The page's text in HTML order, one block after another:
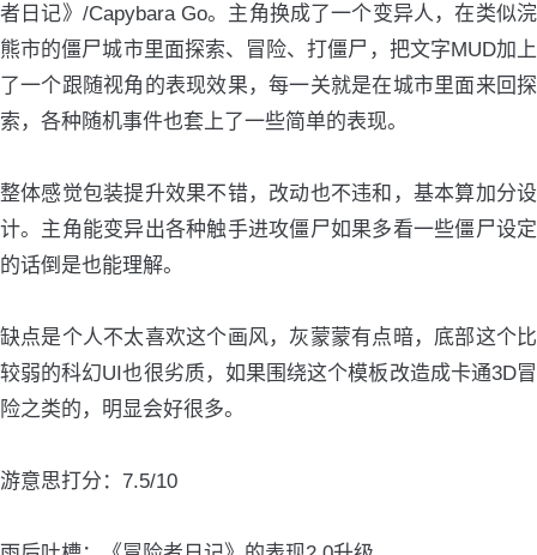
者日记》/Capybara Go。主角换成了一个变异人，在类似浣
熊市的僵尸城市里面探索、冒险、打僵尸，把文字MUD加上
了一个跟随视角的表现效果，每一关就是在城市里面来回探
索，各种随机事件也套上了一些简单的表现。
整体感觉包装提升效果不错，改动也不违和，基本算加分设
计。主角能变异出各种触手进攻僵尸如果多看一些僵尸设定
的话倒是也能理解。
缺点是个人不太喜欢这个画风，灰蒙蒙有点暗，底部这个比
较弱的科幻UI也很劣质，如果围绕这个模板改造成卡通3D冒
险之类的，明显会好很多。
游意思打分：7.5/10